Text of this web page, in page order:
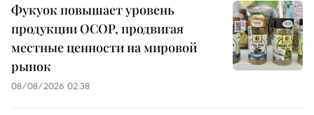
Фукуок повышает уровень
продукции OCOP, продвигая
местные ценности на мировой
рынок
08/08/2026 02:38